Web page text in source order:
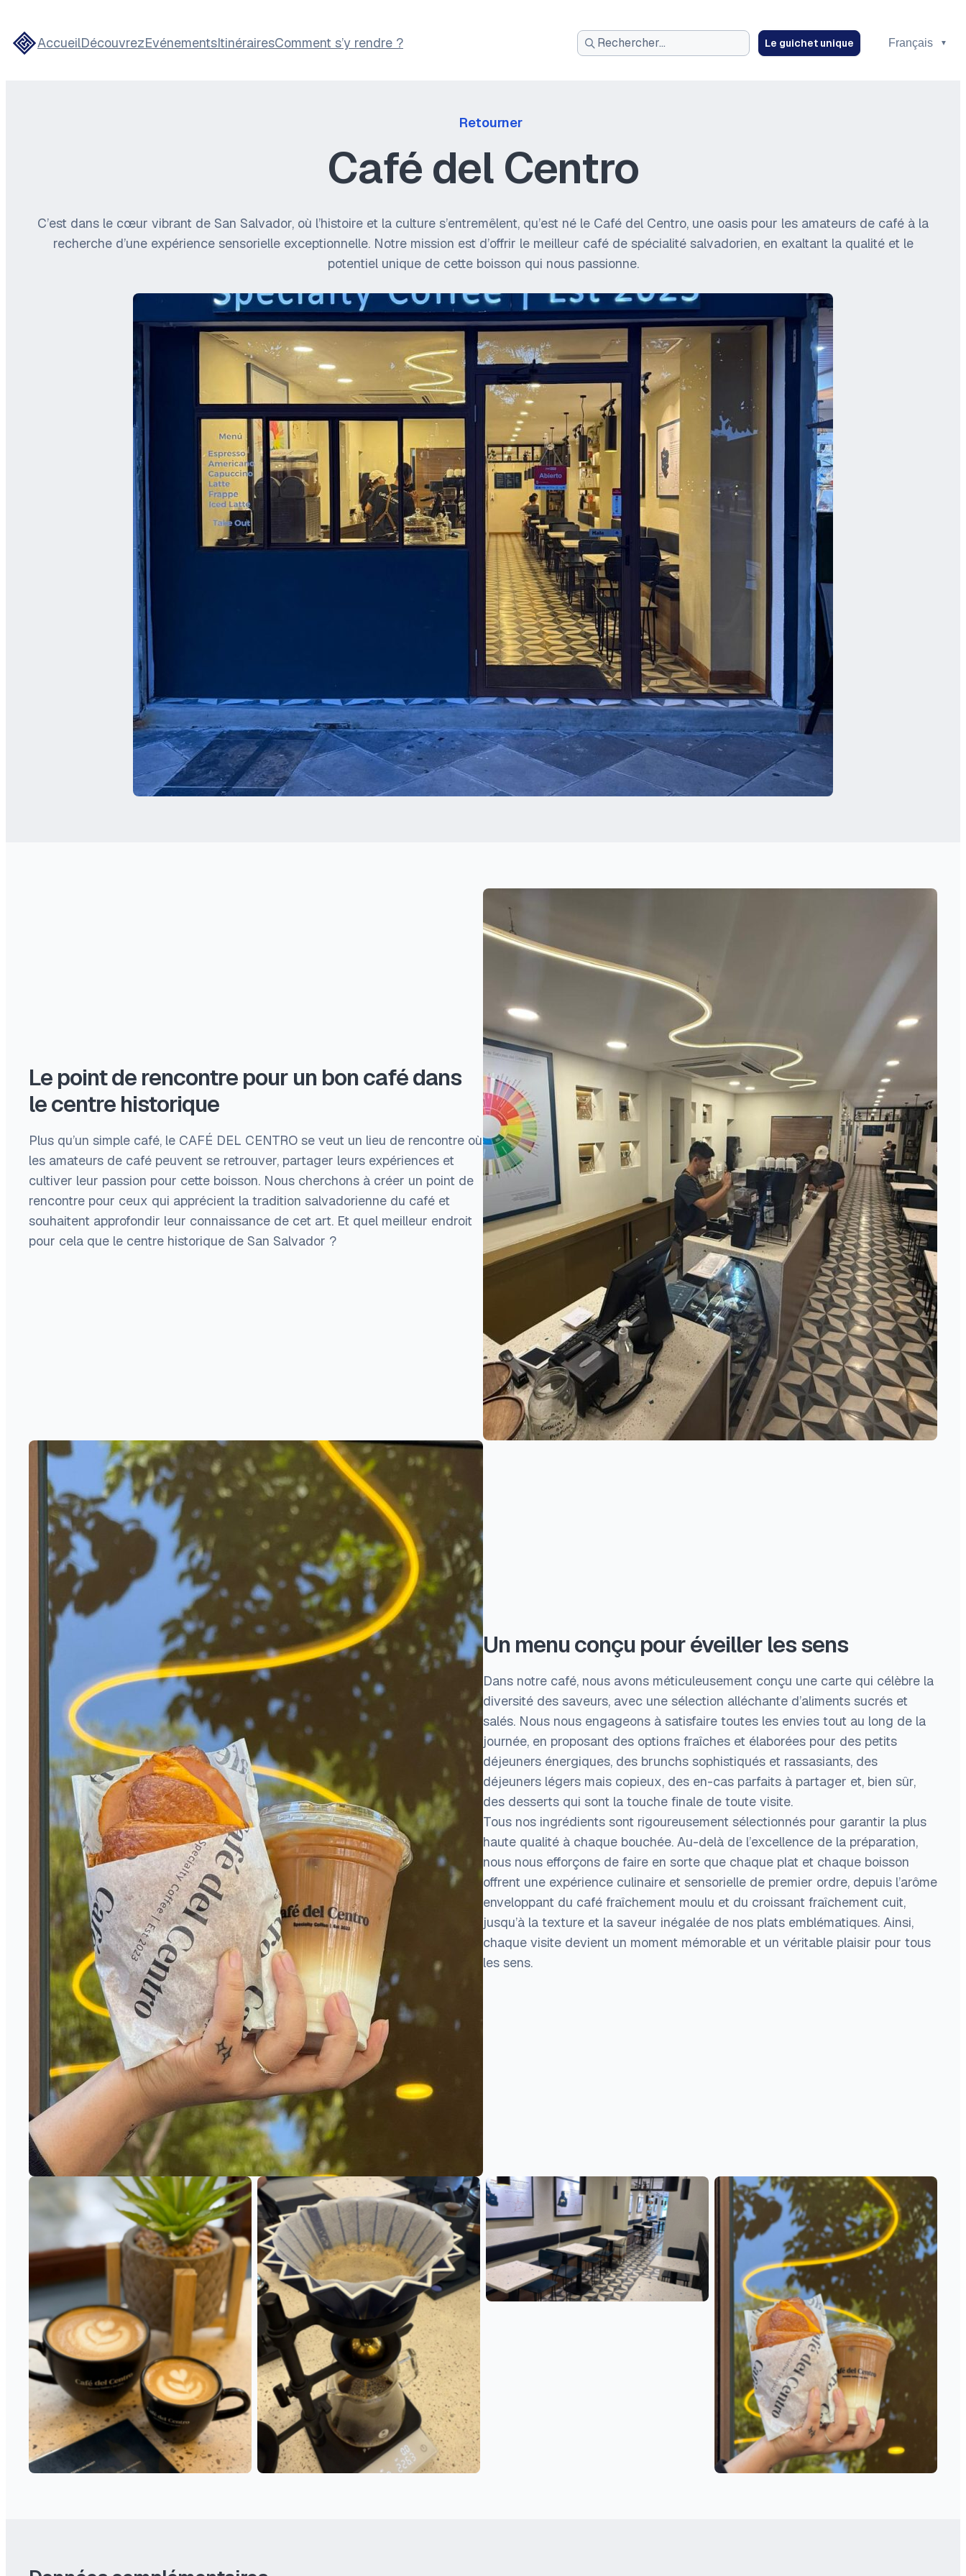
AccueilDécouvrezEvénementsItinérairesComment s’y rendre ?
Le guichet unique
Retourner
Café del Centro
C’est dans le cœur vibrant de San Salvador, où l’histoire et la culture s’entremêlent, qu’est né le Café del Centro, une oasis pour les amateurs de café à la
recherche d’une expérience sensorielle exceptionnelle. Notre mission est d’offrir le meilleur café de spécialité salvadorien, en exaltant la qualité et le
potentiel unique de cette boisson qui nous passionne.
Le point de rencontre pour un bon café dans
le centre historique
Plus qu’un simple café, le CAFÉ DEL CENTRO se veut un lieu de rencontre où
les amateurs de café peuvent se retrouver, partager leurs expériences et
cultiver leur passion pour cette boisson. Nous cherchons à créer un point de
rencontre pour ceux qui apprécient la tradition salvadorienne du café et
souhaitent approfondir leur connaissance de cet art. Et quel meilleur endroit
pour cela que le centre historique de San Salvador ?
Un menu conçu pour éveiller les sens
Dans notre café, nous avons méticuleusement conçu une carte qui célèbre la
diversité des saveurs, avec une sélection alléchante d’aliments sucrés et
salés. Nous nous engageons à satisfaire toutes les envies tout au long de la
journée, en proposant des options fraîches et élaborées pour des petits
déjeuners énergiques, des brunchs sophistiqués et rassasiants, des
déjeuners légers mais copieux, des en-cas parfaits à partager et, bien sûr,
des desserts qui sont la touche finale de toute visite.
Tous nos ingrédients sont rigoureusement sélectionnés pour garantir la plus
haute qualité à chaque bouchée. Au-delà de l’excellence de la préparation,
nous nous efforçons de faire en sorte que chaque plat et chaque boisson
offrent une expérience culinaire et sensorielle de premier ordre, depuis l’arôme
enveloppant du café fraîchement moulu et du croissant fraîchement cuit,
jusqu’à la texture et la saveur inégalée de nos plats emblématiques. Ainsi,
chaque visite devient un moment mémorable et un véritable plaisir pour tous
les sens.